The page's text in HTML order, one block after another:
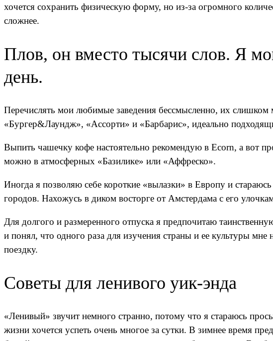
хочется сохра­нить физическую форму, но из-за огромного
сложнее.
Плов, он вместо тысячи слов. Я
день.
Перечислять мои любимые заведения бессмысленно, их
«Бур­гер&Лаундж», «Ас­сорти» и «Барбарис», идеально
Выпить чашечку кофе настоятельно реко­мендую в Ecorn, а вот
можно в атмосферных «Базилике» или «Аф­фреско».
Иногда я позволяю себе короткие «вылазки» в Европу и
городов. Нахожусь в диком восторге от Амстердама с его
Для долгого и разме­ренного отпуска я пред­почитаю
и понял, что од­ного раза для изучения страны и ее культуры
поездку.
Советы для ленивого уик-энда
«Ленивый» звучит немного странно, потому что я стараюсь
жизни хочется успеть очень многое за сутки. В зимнее время